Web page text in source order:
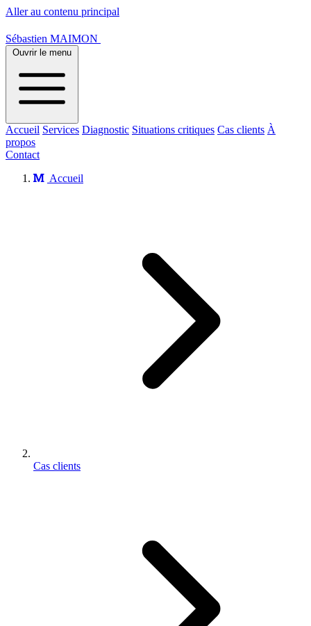
Aller au contenu principal
Sébastien MAIMON
Ouvrir le menu
Accueil Services Diagnostic Situations critiques Cas clients À
propos
Contact
Accueil
Cas clients